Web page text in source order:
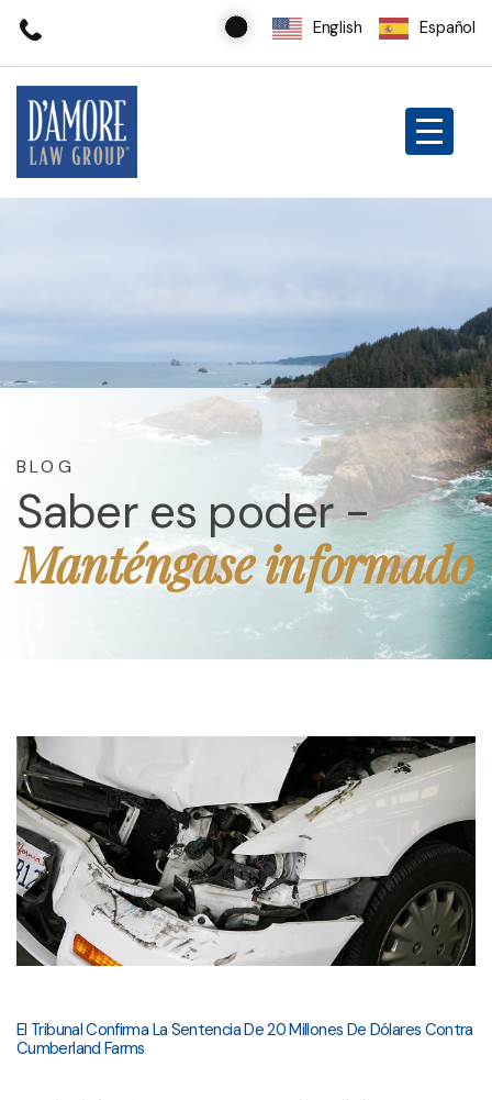
English Español
Saber es poder -
Manténgase informado
BLOG
El Tribunal Confirma La Sentencia De 20 Millones De Dólares Contra
Cumberland Farms